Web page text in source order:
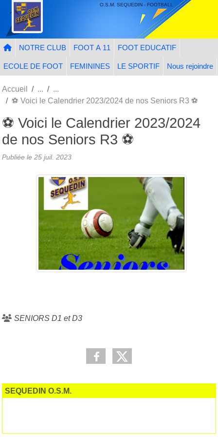
O.S.M. SEQUEDIN - FOOTBALL
NOTRE CLUB FOOT A 11 FOOT EDUCATIF
ECOLE DE FOOT FEMININES LE SPORTIF Nous rejoindre
Accueil
⚽️ Voici le Calendrier 2023/2024 de nos Seniors R3 ⚽️
⚽️ Voici le Calendrier 2023/2024
de nos Seniors R3 ⚽️
Publiée le 25 juil. 2023
SENIORS D1 et D3
SEQUEDIN O.S.M.
Panneau de gestion des cookies